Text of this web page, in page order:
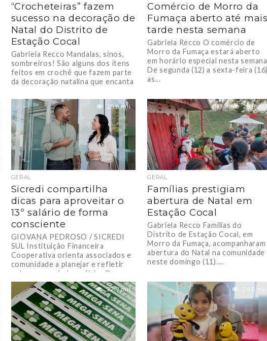
“Crocheteiras” fazem
sucesso na decoração de
Natal do Distrito de
Estação Cocal
Gabriela Recco Mandalas, sinos,
sombreiros! São alguns dos itens
feitos em crochê que fazem parte
da decoração natalina que encanta
Comércio de Morro da
Fumaça aberto até
tarde nesta semana
Gabriela Recco O comércio de
Morro da Fumaça estará aberto
em horário especial nesta
De segunda (12) a sexta-feira
as...
25.8 mil
GERAL
Sicredi compartilha
dicas para aproveitar o
13º salário de forma
consciente
GIOVANA PEDROSO / SICREDI
SUL Instituição Financeira
Cooperativa orienta associados e
comunidade a planejar e refletir
sobre o uso do benefício. Os...
28.6 mil
GERAL
Famílias prestigiam
abertura de Natal em
Estação Cocal
Gabriela Recco Famílias do
Distrito de Estação Cocal, em
Morro da Fumaça, acompanharam
abertura do Natal na comunidade
neste domingo (11)....
22.8 mil 24.0 mil